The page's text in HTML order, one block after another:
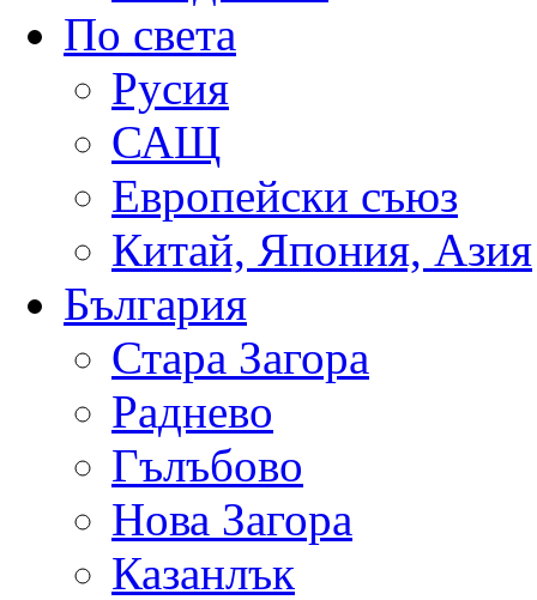
По света
Русия
САЩ
Европейски съюз
Китай, Япония, Азия
България
Стара Загора
Раднево
Гълъбово
Нова Загора
Казанлък